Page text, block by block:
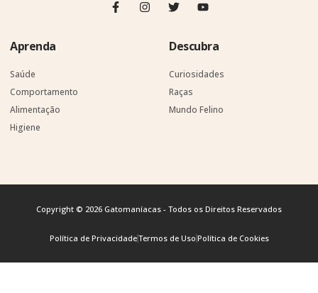
Aprenda
Saúde
Comportamento
Alimentação
Higiene
Descubra
Curiosidades
Raças
Mundo Felino
Copyright © 2026 Gatomaníacas - Todos os Direitos Reservados
Política de PrivacidadeTermos de Uso Política de Cookies